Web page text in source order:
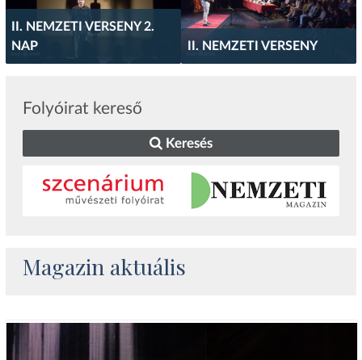
II. NEMZETI VERSENY 2.
NAP
II. NEMZETI VERSENY
Folyóirat kereső
Keresés
Magazin aktuális